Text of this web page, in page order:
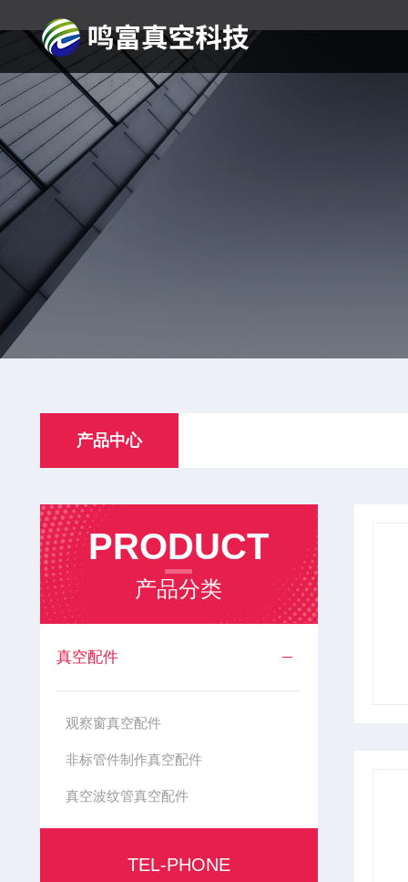
产品中心
PRODUCT
产品分类
真空配件
观察窗真空配件
非标管件制作真空配件
真空波纹管真空配件
TEL-PHONE